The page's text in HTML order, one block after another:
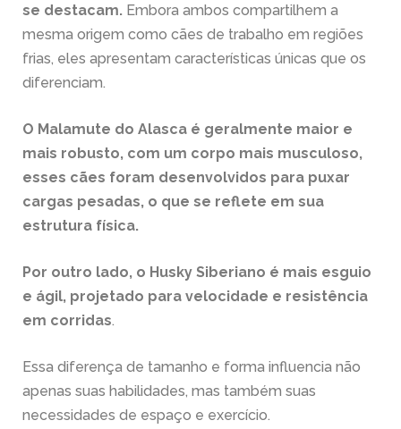
se destacam. Embora ambos compartilhem a
mesma origem como cães de trabalho em regiões
frias, eles apresentam características únicas que os
diferenciam.
O Malamute do Alasca é geralmente maior e
mais robusto, com um corpo mais musculoso,
esses cães foram desenvolvidos para puxar
cargas pesadas, o que se reflete em sua
estrutura física.
Por outro lado, o Husky Siberiano é mais esguio
e ágil, projetado para velocidade e resistência
em corridas.
Essa diferença de tamanho e forma influencia não
apenas suas habilidades, mas também suas
necessidades de espaço e exercício.